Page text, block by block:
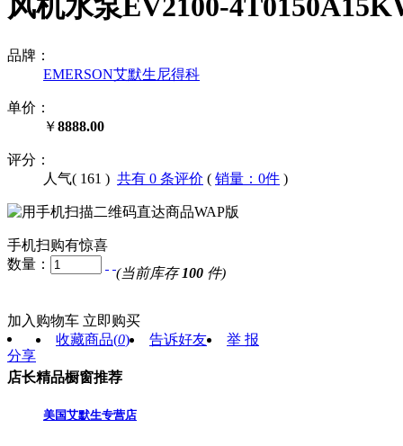
品牌：
EMERSON艾默生尼得科
单价：
￥8888.00
评分：
人气( 161 ) 共有 0 条评价 ( 销量：0件 )
手机扫购有惊喜
数量：
(当前库存 100 件)
加入购物车 立即购买
分享
收藏商品(0) 告诉好友 举 报
店长精品橱窗推荐
美国艾默生专营店